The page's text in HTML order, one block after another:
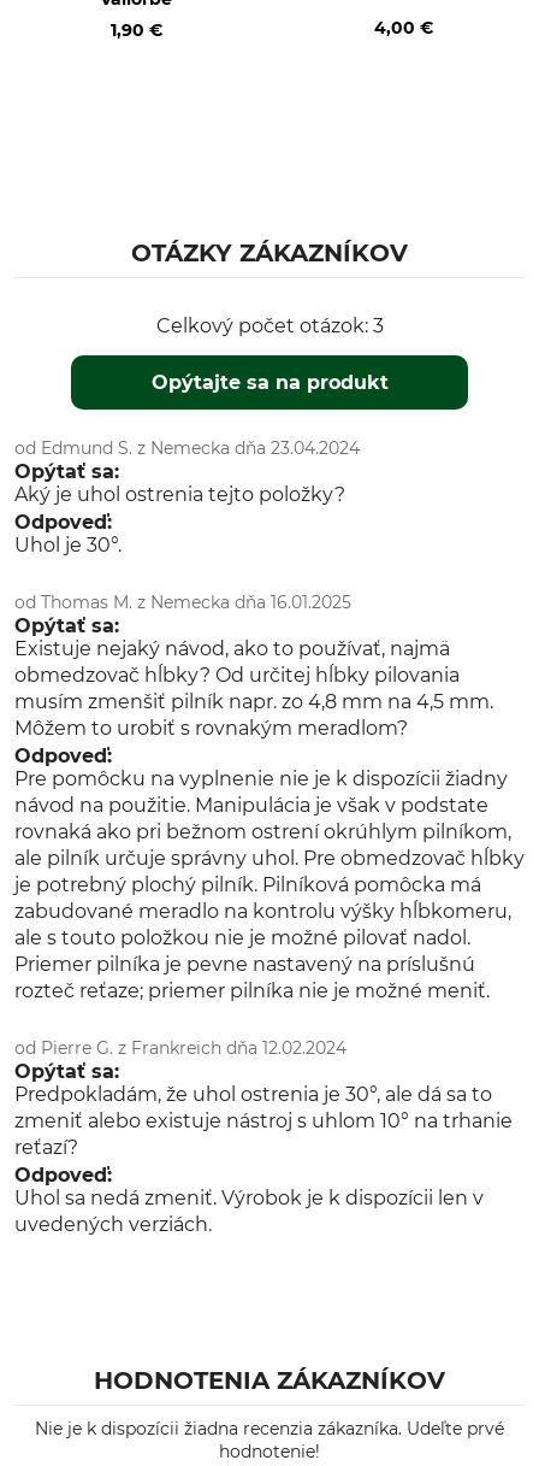
1,90 €
4,00 €
OTÁZKY ZÁKAZNÍKOV
Celkový počet otázok: 3
Opýtajte sa na produkt
od Edmund S. z Nemecka dňa 23.04.2024
Opýtať sa:
Aký je uhol ostrenia tejto položky?
Odpoveď:
Uhol je 30°.
od Thomas M. z Nemecka dňa 16.01.2025
Opýtať sa:
Existuje nejaký návod, ako to používať, najmä
obmedzovač hĺbky? Od určitej hĺbky pilovania
musím zmenšiť pilník napr. zo 4,8 mm na 4,5 mm.
Môžem to urobiť s rovnakým meradlom?
Odpoveď:
Pre pomôcku na vyplnenie nie je k dispozícii žiadny
návod na použitie. Manipulácia je však v podstate
rovnaká ako pri bežnom ostrení okrúhlym pilníkom,
ale pilník určuje správny uhol. Pre obmedzovač hĺbky
je potrebný plochý pilník. Pilníková pomôcka má
zabudované meradlo na kontrolu výšky hĺbkomeru,
ale s touto položkou nie je možné pilovať nadol.
Priemer pilníka je pevne nastavený na príslušnú
rozteč reťaze; priemer pilníka nie je možné meniť.
od Pierre G. z Frankreich dňa 12.02.2024
Opýtať sa:
Predpokladám, že uhol ostrenia je 30°, ale dá sa to
zmeniť alebo existuje nástroj s uhlom 10° na trhanie
reťazí?
Odpoveď:
Uhol sa nedá zmeniť. Výrobok je k dispozícii len v
uvedených verziách.
HODNOTENIA ZÁKAZNÍKOV
Nie je k dispozícii žiadna recenzia zákazníka. Udeľte prvé
hodnotenie!